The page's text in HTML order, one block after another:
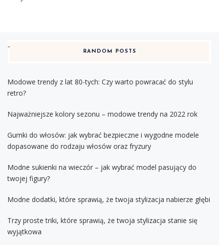
RANDOM POSTS
Modowe trendy z lat 80-tych: Czy warto powracać do stylu
retro?
Najważniejsze kolory sezonu – modowe trendy na 2022 rok
Gumki do włosów: jak wybrać bezpieczne i wygodne modele
dopasowane do rodzaju włosów oraz fryzury
Modne sukienki na wieczór – jak wybrać model pasujący do
twojej figury?
Modne dodatki, które sprawią, że twoja stylizacja nabierze głębi
Trzy proste triki, które sprawią, że twoja stylizacja stanie się
wyjątkowa